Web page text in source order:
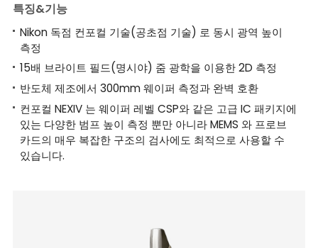
특징&기능
Nikon 독점 컨포컬 기술(공초점 기술) 로 동시 광역 높이
측정
15배 브라이트 필드(명시야) 줌 광학을 이용한 2D 측정
반도체 제조에서 300mm 웨이퍼 측정과 완벽 호환
컨포컬 NEXIV 는 웨이퍼 레벨 CSP와 같은 고급 IC 패키지에
있는 다양한 범프 높이 측정 뿐만 아니라 MEMS 와 프로브
카드의 매우 복잡한 구조의 검사에도 최적으로 사용할 수
있습니다.